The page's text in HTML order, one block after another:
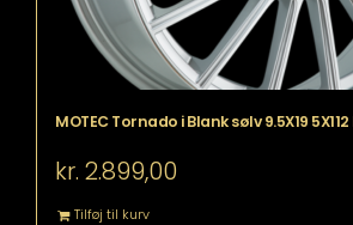
MOTEC Tornado i Blank sølv 9.5X19 5X112
kr. 2.899,00
Tilføj til kurv